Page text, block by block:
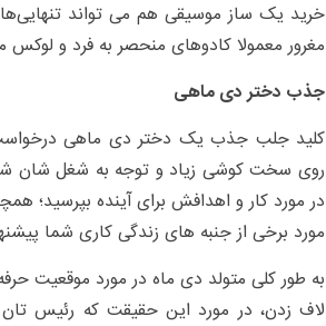
خرید یک ساز موسیقی هم می تواند
مغرور معمولا کادوهای منحصر به فرد و لوکس
جذب دختر دی ماهی
کلید جلب جذب یک دختر دی ماهی درخواست
روی سخت کوشی زیاد و توجه به شغل شان
در مورد کار و اهدافش برای آینده بپرسید؛
مورد برخی از جنبه های زندگی کاری شما
به طور کلی متولد دی ماه در مورد موقعیت
لاف زدن، در مورد این حقیقت که رئیس تان